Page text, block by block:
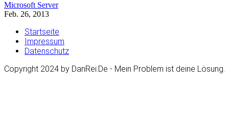
Microsoft Server
Feb. 26, 2013
Startseite
Impressum
Datenschutz
Copyright 2024 by DanRei.De - Mein Problem ist deine Lösung.